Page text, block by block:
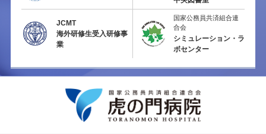
JCMT
海外研修生受入研修事
業
国家公務員共済組合連
合会
シミュレーション・ラ
ボセンター